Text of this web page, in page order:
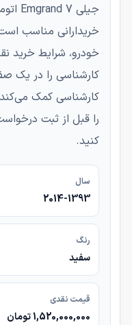
خریدارانی مناسب
خودرو، شرایط خرید
کارشناسی را در یک
کارشناسی کمک
را قبل از ثبت
کنید.
سال
2014-1393
رنگ
سفید
قیمت نقدی
1,520,000,000 تومان